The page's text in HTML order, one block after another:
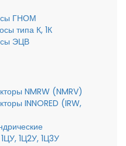
ГНОМ
типа К, 1К
ЭЦВ
NMRW (NMRV)
INNORED (IRW,
1Ц2У, 1Ц3У